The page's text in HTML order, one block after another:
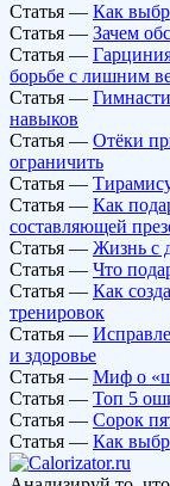
Статья — Как
Статья — Зачем
Статья —
борьбе с лишним
Статья —
навыков
Статья — Отёки
ограничить
Статья —
Статья — Как
составляющей
Статья — Жизнь с
Статья — Что
Статья — Как
тренировок
Статья —
и здоровье
Статья — Миф о
Статья — Топ 5
Статья — Сорок
Статья — Как